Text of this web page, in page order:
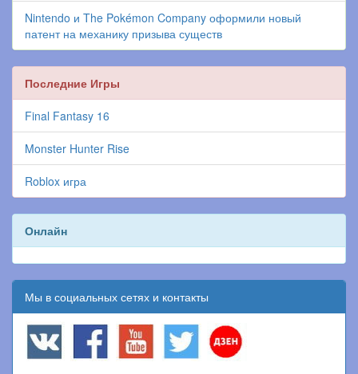
Nintendo и The Pokémon Company оформили новый
патент на механику призыва существ
Последние Игры
Final Fantasy 16
Monster Hunter Rise
Roblox игра
Онлайн
Мы в социальных сетях и контакты